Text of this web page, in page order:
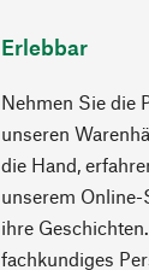
Erlebbar
Nehmen Sie die
unseren
die Hand,
unserem
ihre
fachkundiges